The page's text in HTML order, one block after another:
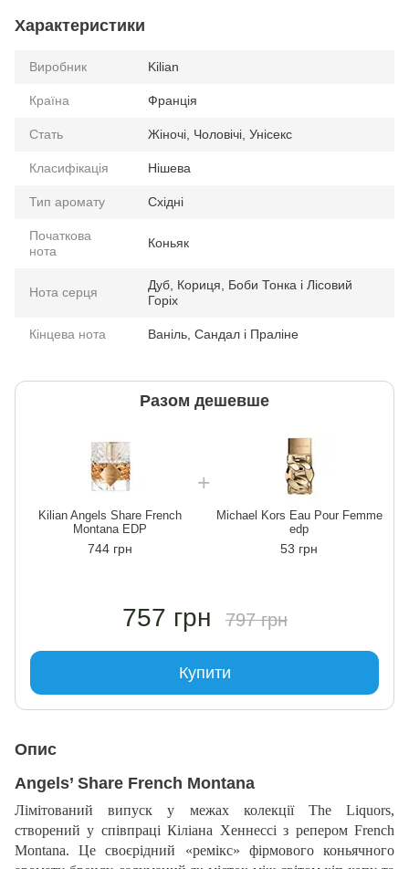
Характеристики
Виробник Kilian
Країна Франція
Стать Жіночі, Чоловічі, Унісекс
Класифікація Нішева
Тип аромату Східні
Початкова
нота
Коньяк
Нота серця
Дуб, Кориця, Боби Тонка і Лісовий
Горіх
Кінцева нота Ваніль, Сандал і Праліне
Разом дешевше
Kilian Angels Share French
Montana EDP
744 грн
Michael Kors Eau Pour Femme
edp
53 грн
757 грн 797 грн
Купити
Опис
Angels’ Share French Montana
Лімітований випуск у межах колекції The Liquors,
створений у співпраці Кіліана Хеннессі з репером French
Montana. Це своєрідний «ремікс» фірмового коньячного